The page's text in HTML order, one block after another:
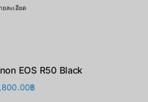
ยละเอียด
EOS R50 Black
฿